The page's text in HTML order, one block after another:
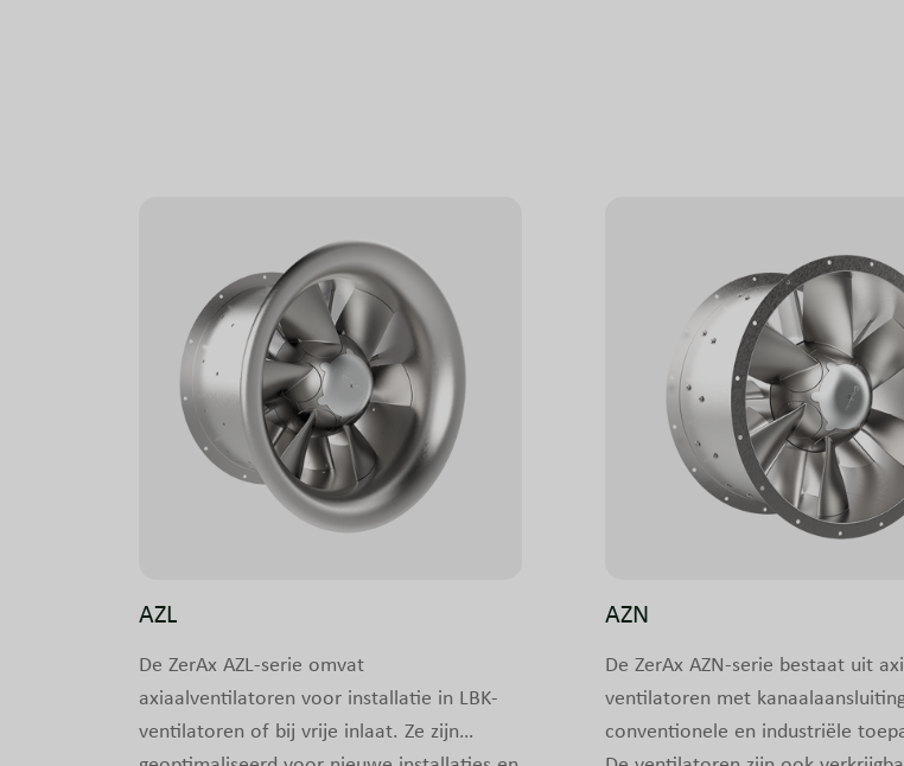
AZL
De ZerAx AZL-serie omvat
axiaalventilatoren voor installatie in LBK-
ventilatoren of bij vrije inlaat. Ze zijn
AZN
De ZerAx AZN-serie bestaat uit
ventilatoren met
conventionele en industriële